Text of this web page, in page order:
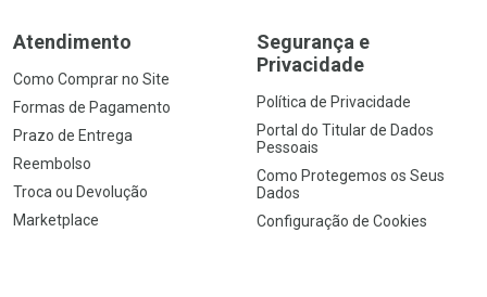
Atendimento
Como Comprar no Site
Formas de Pagamento
Prazo de Entrega
Reembolso
Troca ou Devolução
Marketplace
Segurança e
Privacidade
Política de Privacidade
Portal do Titular de Dados
Pessoais
Como Protegemos os Seus
Dados
Configuração de Cookies